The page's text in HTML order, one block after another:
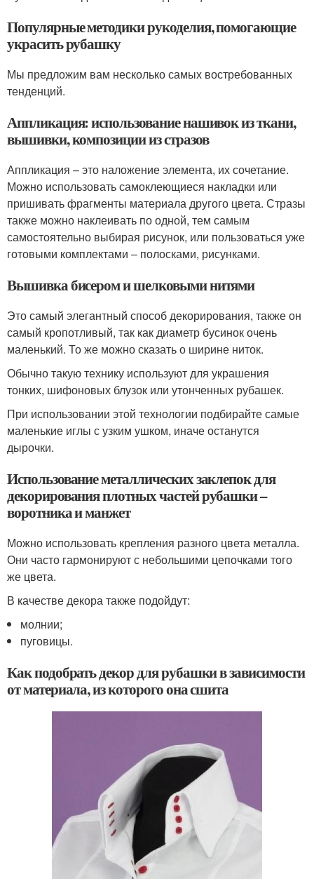
Популярные методики рукоделия, помогающие
украсить рубашку
Мы предложим вам несколько самых востребованных
тенденций.
Аппликация: использование нашивок из ткани,
вышивки, композиции из стразов
Аппликация – это наложение элемента, их сочетание.
Можно использовать самоклеющиеся накладки или
пришивать фрагменты материала другого цвета. Стразы
также можно наклеивать по одной, тем самым
самостоятельно выбирая рисунок, или пользоваться уже
готовыми комплектами – полосками, рисунками.
Вышивка бисером и шелковыми нитями
Это самый элегантный способ декорирования, также он
самый кропотливый, так как диаметр бусинок очень
маленький. То же можно сказать о ширине ниток.
Обычно такую технику используют для украшения
тонких, шифоновых блузок или утонченных рубашек.
При использовании этой технологии подбирайте самые
маленькие иглы с узким ушком, иначе останутся
дырочки.
Использование металлических заклепок для
декорирования плотных частей рубашки –
воротника и манжет
Можно использовать крепления разного цвета металла.
Они часто гармонируют с небольшими цепочками того
же цвета.
В качестве декора также подойдут:
молнии;
пуговицы.
Как подобрать декор для рубашки в зависимости
от материала, из которого она сшита